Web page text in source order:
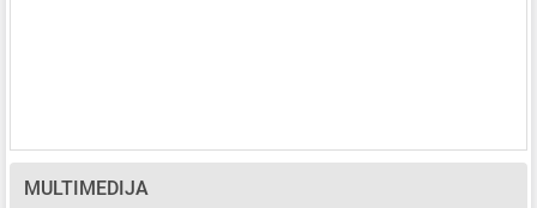
MULTIMEDIJA